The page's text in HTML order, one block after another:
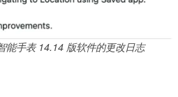
能手表 14.14 版软件的更改日志